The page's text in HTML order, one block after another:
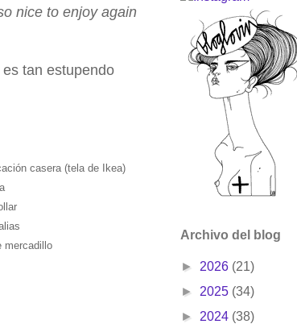
nice to enjoy again
tan estupendo
casera (tela de Ikea)
mercadillo
Archivo del blog
► 2026 (21)
► 2025 (34)
► 2024 (38)